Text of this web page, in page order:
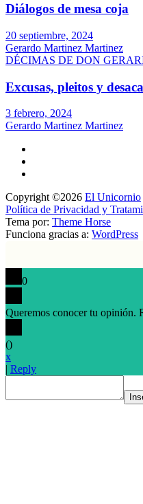
Diálogos de mesa coja
20 septiembre, 2024
Gerardo Martinez Martinez
DÉCIMAS DE DON
Excusas, pleitos y
3 febrero, 2024
Gerardo Martinez Martinez
Copyright ©2026 El Unicornio
Política de Privacidad y
Tema por: Theme Horse
Funciona gracias a: WordPress
0
Queremos conocer tu opinión.
()
x
| Reply